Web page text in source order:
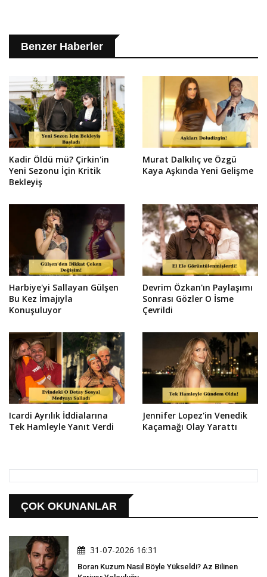
Benzer Haberler
Kadir Öldü mü? Çirkin'in
Yeni Sezonu İçin Kritik
Bekleyiş
Murat Dalkılıç ve Özgü
Kaya Aşkında Yeni Gelişme
Harbiye'yi Sallayan Gülşen
Bu Kez İmajıyla
Konuşuluyor
Devrim Özkan'ın Paylaşımı
Sonrası Gözler O İsme
Çevrildi
Icardi Ayrılık İddialarına
Tek Hamleyle Yanıt Verdi
Jennifer Lopez'in Venedik
Kaçamağı Olay Yarattı
ÇOK OKUNANLAR
31-07-2026 16:31
Boran Kuzum Nasıl Böyle Yükseldi? Az Bilinen